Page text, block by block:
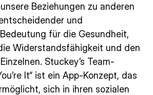
Beziehungen zu anderen
und
für die Gesundheit,
Widerstandsfähigkeit und den
Stuckey’s Team-
It“ ist ein App-Konzept, das
sich in ihren sozialen